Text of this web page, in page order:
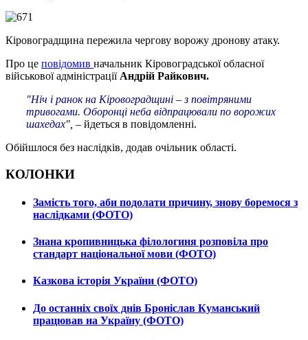
Кіровоградщина пережила чергову ворожу дронову атаку.
Про це повідомив начальник Кіровоградської обласної
військової адміністрації Андрій Райкович.
"Ніч і ранок на Кіровоградщині – з повітряними
тривогами. Оборонці неба відпрацювали по ворожих
шахедах", – йдеться в повідомленні.
Обійшлося без наслідків, додав очільник області.
КОЛОНКИ
Замість того, аби подолати причину, знову боремося з
наслідками (ФОТО)
Знана кропивницька філологиня розповіла про
стандарт національної мови (ФОТО)
Казкова історія України (ФОТО)
До останніх своїх днів Броніслав Куманський
працював на Україну (ФОТО)